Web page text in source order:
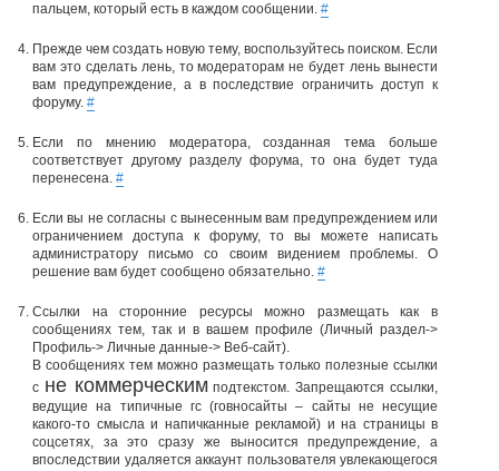
пальцем, который есть в каждом сообщении. #
Прежде чем создать новую тему, воспользуйтесь поиском. Если
вам это сделать лень, то модераторам не будет лень вынести
вам предупреждение, а в последствие ограничить доступ к
форуму. #
Если по мнению модератора, созданная тема больше
соответствует другому разделу форума, то она будет туда
перенесена. #
Если вы не согласны с вынесенным вам предупреждением или
ограничением доступа к форуму, то вы можете написать
администратору письмо со своим видением проблемы. О
решение вам будет сообщено обязательно. #
Ссылки на сторонние ресурсы можно размещать как в
сообщениях тем, так и в вашем профиле (Личный раздел->
Профиль-> Личные данные-> Веб-сайт).
В сообщениях тем можно размещать только полезные ссылки
с не коммерческим подтекстом. Запрещаются ссылки,
ведущие на типичные гс (говносайты – сайты не несущие
какого-то смысла и напичканные рекламой) и на страницы в
соцсетях, за это сразу же выносится предупреждение, а
впоследствии удаляется аккаунт пользователя увлекающегося